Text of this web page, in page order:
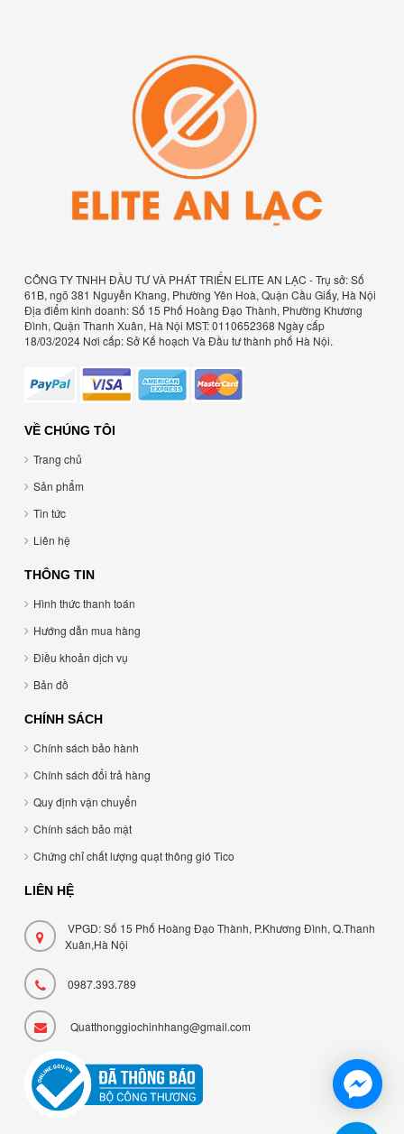
CÔNG TY TNHH ĐẦU TƯ VÀ PHÁT TRIỂN ELITE AN LẠC - Trụ sở: Số
61B, ngõ 381 Nguyễn Khang, Phường Yên Hoà, Quận Cầu Giấy, Hà Nội
Địa điểm kinh doanh: Số 15 Phố Hoàng Đạo Thành, Phường Khương
Đình, Quận Thanh Xuân, Hà Nội MST: 0110652368 Ngày cấp
18/03/2024 Nơi cấp: Sở Kế hoạch Và Đầu tư thành phố Hà Nội.
VỀ CHÚNG TÔI
Trang chủ
Sản phẩm
Tin tức
Liên hệ
THÔNG TIN
Hình thức thanh toán
Hướng dẫn mua hàng
Điều khoản dịch vụ
Bản đồ
CHÍNH SÁCH
Chính sách bảo hành
Chính sách đổi trả hàng
Quy định vận chuyển
Chính sách bảo mật
Chứng chỉ chất lượng quạt thông gió Tico
LIÊN HỆ
VPGD: Số 15 Phố Hoàng Đạo Thành, P.Khương Đình, Q.Thanh
Xuân,Hà Nội
0987.393.789
Quatthonggiochinhhang@gmail.com